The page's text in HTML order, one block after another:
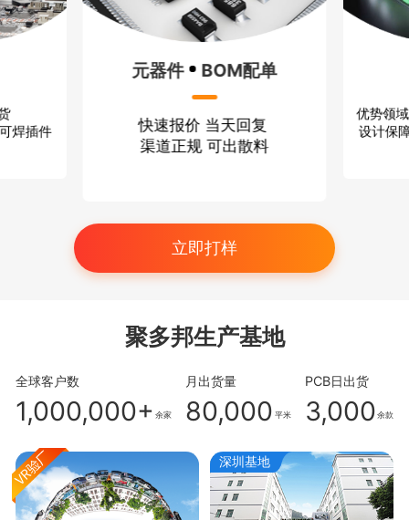
速报价 当天回复
道正规 可出散料
优势领域：无线通信 消费电
设计保障：严格保密 技术过
立即打样
聚多邦生产基地
全球客户数
1,000,000+ 余家
月出货量
80,000 平米
PCB日出货
3,000 余款
深圳基地